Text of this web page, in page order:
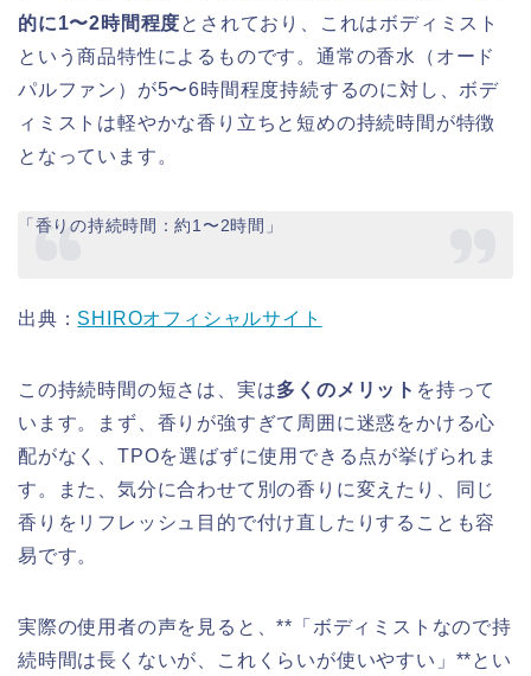
的に1〜2時間程度とされており、これはボディミスト
という商品特性によるものです。通常の香水（オード
パルファン）が5〜6時間程度持続するのに対し、ボデ
ィミストは軽やかな香り立ちと短めの持続時間が特徴
となっています。
「香りの持続時間：約1〜2時間」
出典： SHIROオフィシャルサイト
この持続時間の短さは、実は多くのメリット を持って
います。まず、香りが強すぎて周囲に迷惑をかける心
配がなく、TPOを選ばずに使用できる点が挙げられま
す。また、気分に合わせて別の香りに変えたり、同じ
香りをリフレッシュ目的で付け直したりすることも容
易です。
実際の使用者の声を見ると、**「ボディミストなので持
続時間は長くないが、これくらいが使いやすい」**とい